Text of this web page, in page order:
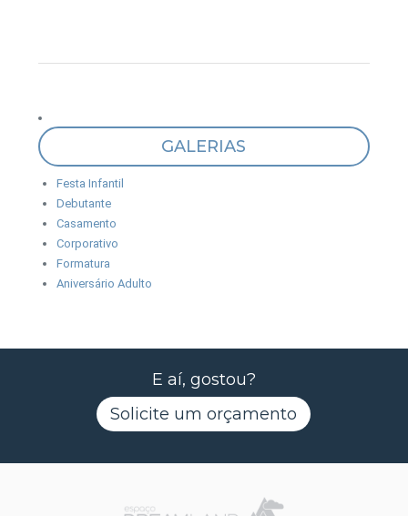
GALERIAS
Festa Infantil
Debutante
Casamento
Corporativo
Formatura
Aniversário Adulto
E aí, gostou?
Solicite um orçamento